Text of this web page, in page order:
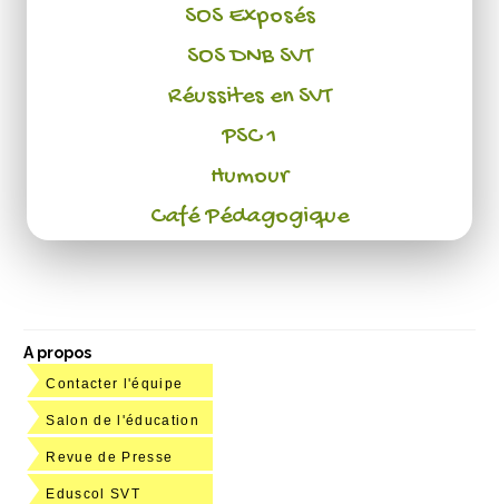
SOS Exposés
SOS DNB SVT
Réussites en SVT
PSC 1
Humour
Café Pédagogique
A propos
Contacter l'équipe
Salon de l'éducation
Revue de Presse
Eduscol SVT